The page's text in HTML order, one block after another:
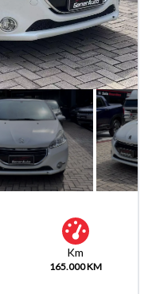
Km
165.000 KM